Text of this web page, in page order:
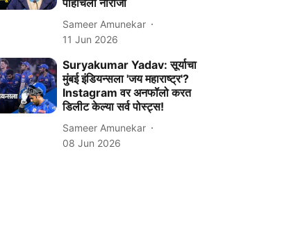
पोहोचली नाराजी
Sameer Amunekar
11 Jun 2026
Suryakumar Yadav: सूर्याचा
मुंबई इंडियन्सला 'जय महाराष्ट्र'?
Instagram वर अनफॉलो करत
डिलीट केल्या सर्व पोस्ट्स!
Sameer Amunekar
08 Jun 2026